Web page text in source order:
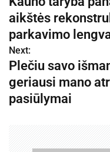
a
v
i
g
a
aikštės
parkavimo
Next:
Plečiu savo
geriausi mano
pasiūlymai